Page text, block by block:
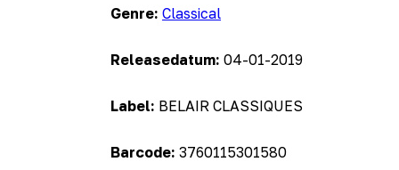
Genre: Classical
Releasedatum: 04-01-2019
Label: BELAIR CLASSIQUES
Barcode: 3760115301580